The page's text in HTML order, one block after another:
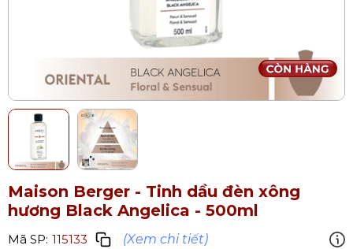
Maison Berger - Tinh dầu đèn xông
hương Black Angelica - 500ml
Mã SP: 115133
(Xem chi tiết)